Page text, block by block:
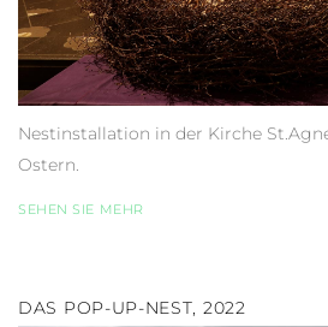
Nestinstallation in der Kirche
Ostern.
SEHEN SIE MEHR
DAS POP-UP-NEST, 2022